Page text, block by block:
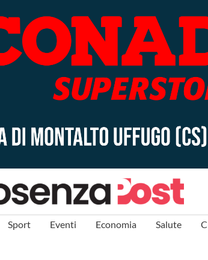
Sport Eventi Economia Salute